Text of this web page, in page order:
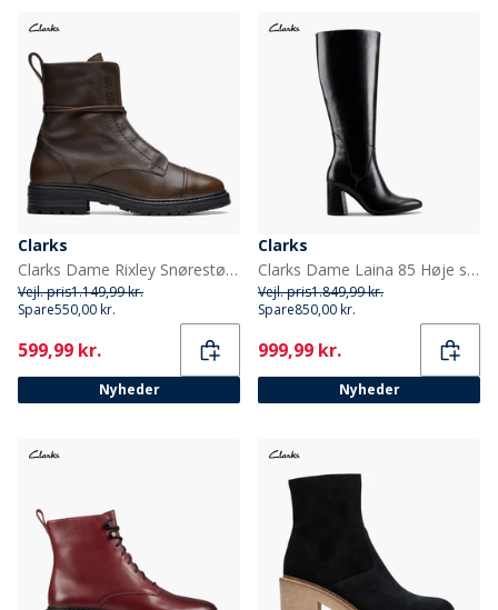
Clarks
Clarks Dame Rixley Snørestøvler Dark Brown Leather
Vejl. pris1.149,99 kr.
Spare550,00 kr.
Current
599,99 kr.
Nyheder
Clarks
Clarks Dame Laina 85 Høje støvler Black Combi Leather
Vejl. pris1.849,99 kr.
Spare850,00 kr.
Current
999,99 kr.
Nyheder